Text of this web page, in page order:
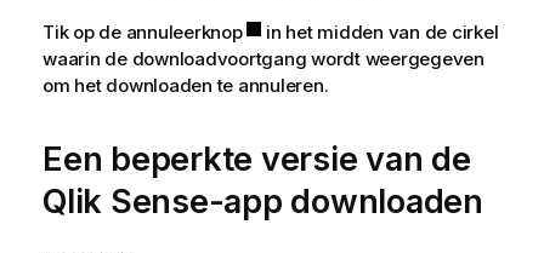
Tik op de annuleerknop
in het midden van de cirkel
waarin de downloadvoortgang wordt weergegeven
om het downloaden te annuleren.
Een beperkte versie van de
Qlik Sense-app downloaden